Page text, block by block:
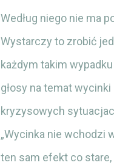
Według niego nie ma
Wystarczy to zrobić
każdym takim
głosy na temat
kryzysowych
„Wycinka nie wchodzi
ten sam efekt co